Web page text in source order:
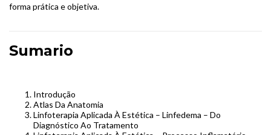
forma prática e objetiva.
Sumario
Introdução
Atlas Da Anatomia
Linfoterapia Aplicada À Estética – Linfedema – Do
Diagnóstico Ao Tratamento